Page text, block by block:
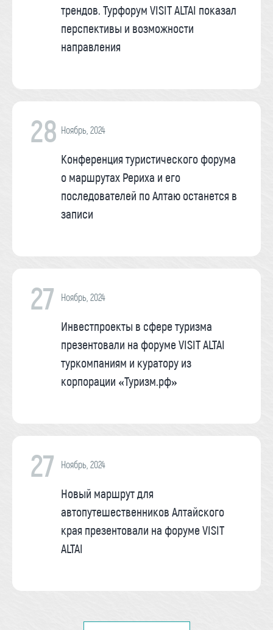
трендов. Турфорум VISIT ALTAI показал
перспективы и возможности
направления
28 Ноябрь, 2024
Конференция туристического форума
о маршрутах Рериха и его
последователей по Алтаю останется в
записи
27 Ноябрь, 2024
Инвестпроекты в сфере туризма
презентовали на форуме VISIT ALTAI
туркомпаниям и куратору из
корпорации «Туризм.рф»
27 Ноябрь, 2024
Новый маршрут для
автопутешественников Алтайского
края презентовали на форуме VISIT
ALTAI